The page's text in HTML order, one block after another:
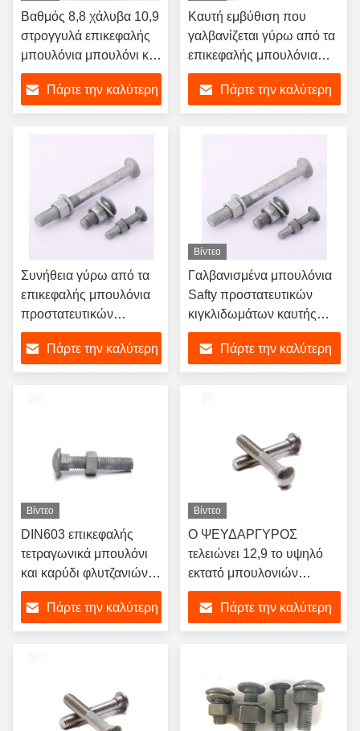
Βαθμός 8,8 χάλυβα 10,9
στρογγυλά επικεφαλής
μπουλόνια μπουλόνι και
καρύδι DIN 603 607 605
ASME M8 M14 M16
Πάρτε την καλύτερη
Καυτή εμβύθιση που
γαλβανίζεται γύρω από τα
επικεφαλής μπουλόνια
Safty προστατευτικών
κιγκλιδωμάτων
μπουλονιών και τα
Πάρτε την καλύτερη
Συνήθεια γύρω από τα
επικεφαλής μπουλόνια
προστατευτικών
κιγκλιδωμάτων
μπουλονιών ηλεκτρο
γαλβανισμένα
Πάρτε την καλύτερη
Βίντεο
Γαλβανισμένα μπουλόνια
Safty προστατευτικών
κιγκλιδωμάτων καυτής
εμβύθισης μπουλονιών
προστατευτικών
κιγκλιδωμάτων εθνικών
Πάρτε την καλύτερη
Βίντεο
DIN603 επικεφαλής
τετραγωνικά μπουλόνι
και καρύδι φλυτζανιών
υψηλής επίδοσης
μπουλονιών μεταφορών
λαιμών φλυτζανιών
Πάρτε την καλύτερη
Βίντεο
Ο ΨΕΥΔΑΡΓΥΡΟΣ
τελειώνει 12,9 το υψηλό
εκτατό μπουλονιών
μπουλόνι διαδρομής του
Caterpillar σιδηροδρόμων
υψηλό εκτατό
Πάρτε την καλύτερη